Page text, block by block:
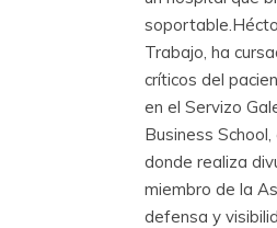
Trabajo, ha
críticos del
en el Servizo
Business
donde realiza
miembro de la
defensa y